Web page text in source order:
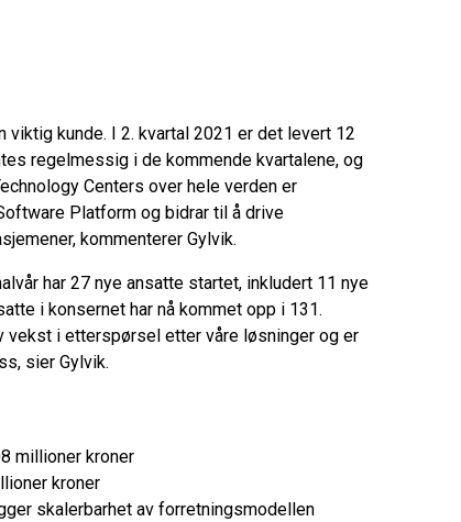
kunde. I 2. kvartal 2021 er det levert 12
regelmessig i de kommende kvartalene, og
Centers over hele verden er
Platform og bidrar til å drive
kommenterer Gylvik.
har 27 nye ansatte startet, inkludert 11 nye
i konsernet har nå kommet opp i 131.
i etterspørsel etter våre løsninger og er
sier Gylvik.
millioner kroner
kroner
skalerbarhet av forretningsmodellen